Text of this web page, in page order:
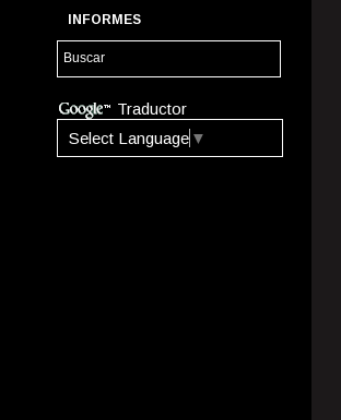
INFORMES
Traductor
Select Language ▼